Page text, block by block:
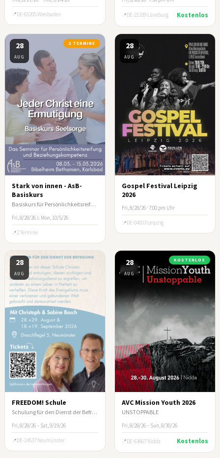
DE-65205 Wiesbaden DE-21339 Lüneburg Kostenlos
28
AUG
2 TERMINE
Stark von innen - AsB-
Basiskurs
Basiskurs für Persönlichkeitsreifung und Beziehungskompetenz
Fri, 8/28/26& Mon, 10/5/26
2 Termine
28
AUG
Gospel Festival Leipzig
2026
Fri, 8/28/26 · 7:00 pm Uhr
DE-04103 Leipzig
28
AUG
FREEDOM! Schule
Schulung für den Dienst der Befreiung
Fri, 8/28/26 – Sat, 9/19/26
DE-24537 Neumünster
28
AUG
KOSTENLOS
AVC Mission Youth 2026
UNSTOPPABLE
Fri, 8/28/26 – Sun, 8/30/26
DE-63667 Nidda Kostenlos